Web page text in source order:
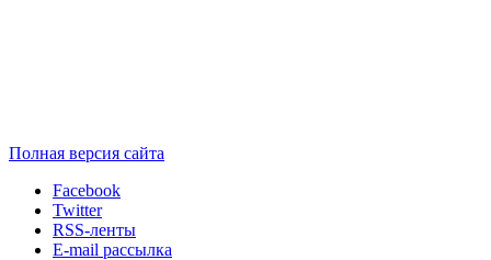
Полная версия сайта
Facebook
Twitter
RSS-ленты
E-mail рассылка